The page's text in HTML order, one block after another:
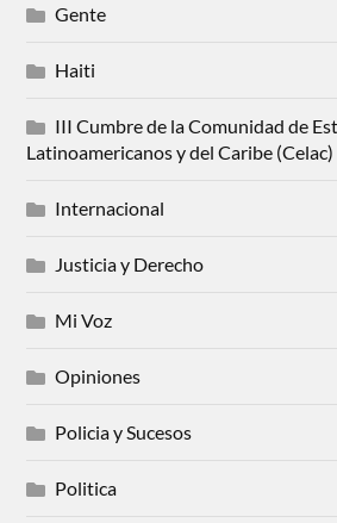
Gente
Haiti
III Cumbre de la Comunidad de
Latinoamericanos y del Caribe (Celac)
Internacional
Justicia y Derecho
Mi Voz
Opiniones
Policia y Sucesos
Politica